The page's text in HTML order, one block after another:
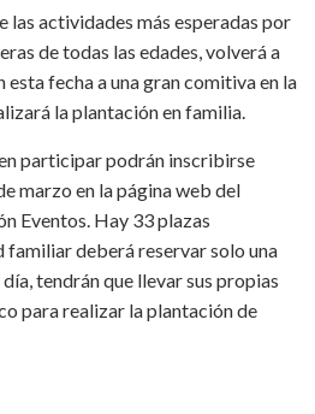
las actividades más esperadas por
de todas las edades, volverá a
esta fecha a una gran comitiva en la
la plantación en familia.
participar podrán inscribirse
marzo en la página web del
Eventos. Hay 33 plazas
familiar deberá reservar solo una
tendrán que llevar sus propias
para realizar la plantación de